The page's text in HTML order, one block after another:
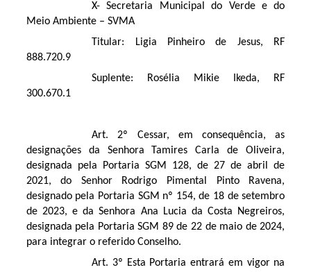
X- Secretaria Municipal do Verde e do
Meio Ambiente – SVMA
Titular: Ligia Pinheiro de Jesus, RF
888.720.9
Suplente: Rosélia Mikie Ikeda, RF
300.670.1
Art. 2º Cessar, em consequência, as
designações da Senhora Tamires Carla de Oliveira,
designada pela Portaria SGM 128, de 27 de abril de
2021, do Senhor Rodrigo Pimental Pinto Ravena,
designado pela Portaria SGM nº 154, de 18 de setembro
de 2023, e da Senhora Ana Lucia da Costa Negreiros,
designada pela Portaria SGM 89 de 22 de maio de 2024,
para integrar o referido Conselho.
Art. 3º Esta Portaria entrará em vigor na